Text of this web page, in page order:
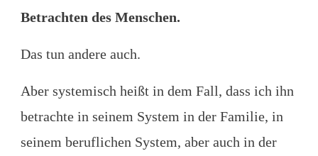
Betrachten des Menschen.
Das tun andere auch.
Aber systemisch heißt in dem Fall, dass ich ihn
betrachte in seinem System in der Familie, in
seinem beruflichen System, aber auch in der